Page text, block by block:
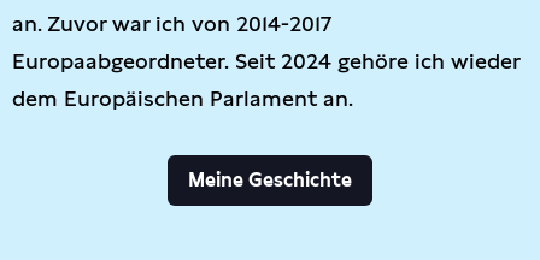
an. Zuvor war ich von 2014-2017
Europaabgeordneter. Seit 2024 gehöre ich wieder
dem Europäischen Parlament an.
Meine Geschichte